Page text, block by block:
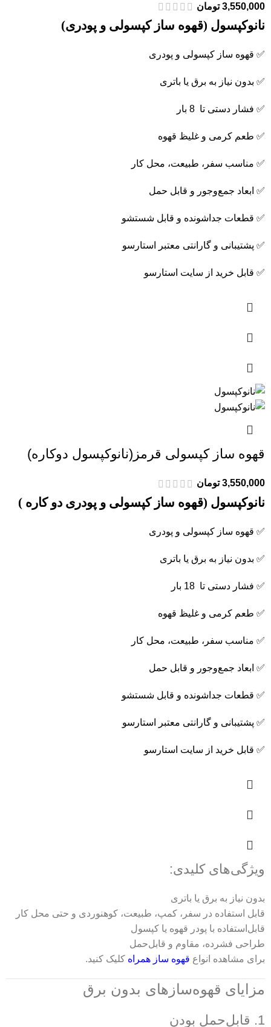
3,550,000 تومان
نانوکپسول (قهوه ساز کپسولی و پودری)
✅ قهوه ساز کپسولی و پودری
✅ بدون نیاز به برق یا باتری
✅ فشار دستی تا 8 بار
✅ طعم کرمی و غلیظ قهوه
✅ مناسب سفر، طبیعت، محل کار
✅ ابعاد جمع‌وجور و قابل حمل
✅ قطعات جداشونده و قابل شستشو
✅ پشتیبانی و گارانتی معتبر استارسو
✅ قابل خرید از سایت استارسو
قهوه ساز کپسولی قرمز(نانوکپسول دوکاره)
3,550,000 تومان
نانوکپسول (قهوه ساز کپسولی و پودری دو کاره )
✅ قهوه ساز کپسولی و پودری
✅ بدون نیاز به برق یا باتری
✅ فشار دستی تا 18 بار
✅ طعم کرمی و غلیظ قهوه
✅ مناسب سفر، طبیعت، محل کار
✅ ابعاد جمع‌وجور و قابل حمل
✅ قطعات جداشونده و قابل شستشو
✅ پشتیبانی و گارانتی معتبر استارسو
✅ قابل خرید از سایت استارسو
ویژگی‌های کلیدی:
بدون نیاز به برق یا باتری
قابل استفاده در سفر، کمپ، طبیعت، کوهنوردی و حتی محل کار
قابل‌استفاده با پودر قهوه یا کپسول
طراحی فشرده، مقاوم و قابل‌حمل
برای مشاهده انواع قهوه ساز همراه کلیک کنید.
مزایای قهوه‌سازهای بدون برق
1. قابل‌حمل بودن